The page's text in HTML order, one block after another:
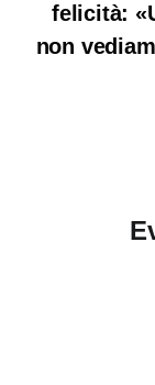
felicità:
non